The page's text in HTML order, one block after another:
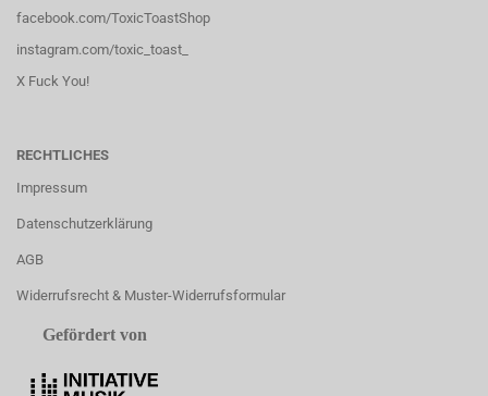
facebook.com/ToxicToastShop
instagram.com/toxic_toast_
X Fuck You!
RECHTLICHES
Impressum
Datenschutzerklärung
AGB
Widerrufsrecht & Muster-Widerrufsformular
Gefördert von